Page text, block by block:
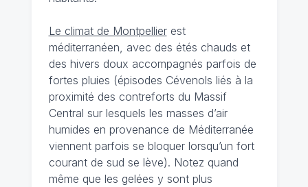
Le climat de Montpellierest
méditerranéen, avec des étés chauds et
des hivers doux accompagnés parfois de
fortes pluies (épisodes Cévenols liés à la
proximité des contreforts du Massif
Central sur lesquels les masses d’air
humides en provenance de Méditerranée
viennent parfois se bloquer lorsqu’un fort
courant de sud se lève). Notez quand
même que les gelées y sont plus